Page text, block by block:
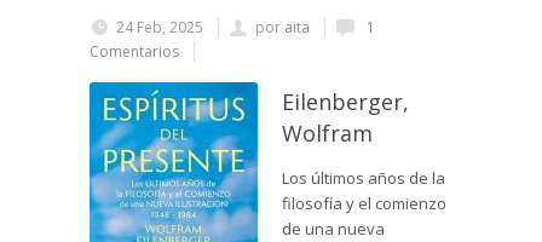
24 Feb, 2025 por aita
1
Comentarios
Eilenberger,
Wolfram
Los últimos años de la
filosofía y el comienzo
de una nueva